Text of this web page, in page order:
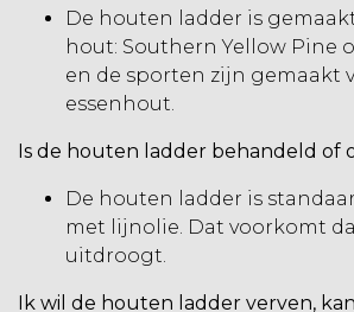
De houten ladder is
hout: Southern Yellow Pine
en de sporten zijn gemaakt
essenhout.
Is de houten ladder behandeld of
De houten ladder is
met lijnolie. Dat voorkomt
uitdroogt.
Ik wil de houten ladder verven,